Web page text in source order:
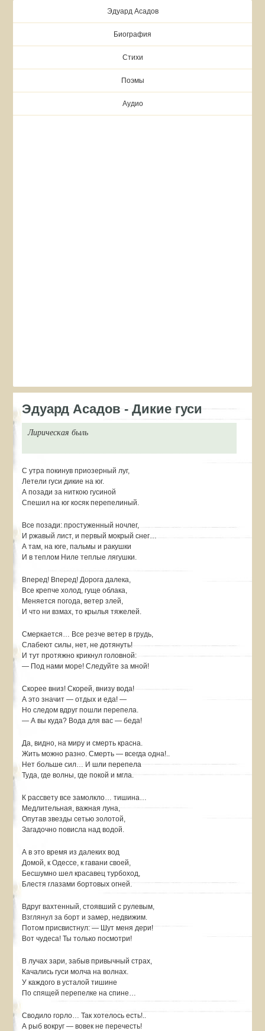
Эдуард Асадов
Биография
Стихи
Поэмы
Аудио
Эдуард Асадов - Дикие гуси
Лирическая быль
С утра покинув приозерный луг,
Летели гуси дикие на юг.
А позади за ниткою гусиной
Спешил на юг косяк перепелиный.
Все позади: простуженный ночлег,
И ржавый лист, и первый мокрый снег…
А там, на юге, пальмы и ракушки
И в теплом Ниле теплые лягушки.
Вперед! Вперед! Дорога далека,
Все крепче холод, гуще облака,
Меняется погода, ветер злей,
И что ни взмах, то крылья тяжелей.
Смеркается… Все резче ветер в грудь,
Слабеют силы, нет, не дотянуть!
И тут протяжно крикнул головной:
— Под нами море! Следуйте за мной!
Скорее вниз! Скорей, внизу вода!
А это значит — отдых и еда! —
Но следом вдруг пошли перепела.
— А вы куда? Вода для вас — беда!
Да, видно, на миру и смерть красна.
Жить можно разно. Смерть — всегда одна!..
Нет больше сил… И шли перепела
Туда, где волны, где покой и мгла.
К рассвету все замолкло… тишина…
Медлительная, важная луна,
Опутав звезды сетью золотой,
Загадочно повисла над водой.
А в это время из далеких вод
Домой, к Одессе, к гавани своей,
Бесшумно шел красавец турбоход,
Блестя глазами бортовых огней.
Вдруг вахтенный, стоявший с рулевым,
Взглянул за борт и замер, недвижим.
Потом присвистнул: — Шут меня дери!
Вот чудеса! Ты только посмотри!
В лучах зари, забыв привычный страх,
Качались гуси молча на волнах.
У каждого в усталой тишине
По спящей перепелке на спине…
Сводило горло… Так хотелось есть!..
А рыб вокруг — вовек не перечесть!